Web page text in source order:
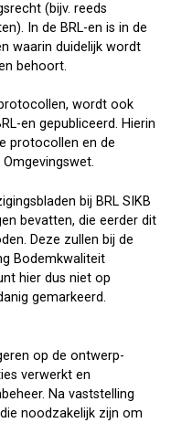
(bijv. reeds
In de BRL-en is in de
waarin duidelijk wordt
behoort.
wordt ook
en gepubliceerd. Hierin
protocollen en de
bij BRL SIKB
bevatten, die eerder dit
Deze zullen bij de
Bodemkwaliteit
hier dus niet op
gemarkeerd.
op de ontwerp-
verwerkt en
Na vaststelling
noodzakelijk zijn om